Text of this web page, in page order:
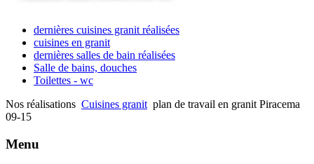
dernières cuisines granit réalisées
cuisines en granit
dernières salles de bain réalisées
Salle de bains, douches
Toilettes - wc
Nos réalisations Cuisines granit plan de travail en granit Piracema
09-15
Menu